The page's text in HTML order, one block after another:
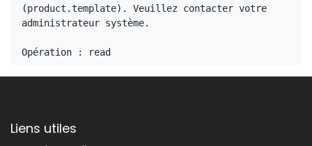
(product.template). Veuillez contacter votre
administrateur système.
Opération : read
Liens utiles